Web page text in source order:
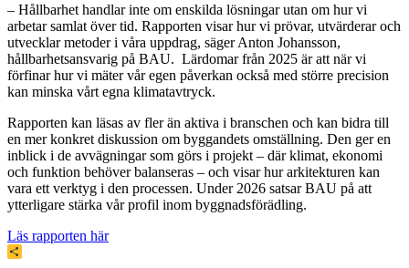
– Hållbarhet handlar inte om enskilda lösningar utan om hur vi
arbetar samlat över tid. Rapporten visar hur vi prövar, utvärderar och
utvecklar metoder i våra uppdrag, säger Anton Johansson,
hållbarhetsansvarig på BAU. Lärdomar från 2025 är att när vi
förfinar hur vi mäter vår egen påverkan också med större precision
kan minska vårt egna klimatavtryck.
Rapporten kan läsas av fler än aktiva i branschen och kan bidra till
en mer konkret diskussion om byggandets omställning. Den ger en
inblick i de avvägningar som görs i projekt – där klimat, ekonomi
och funktion behöver balanseras – och visar hur arkitekturen kan
vara ett verktyg i den processen. Under 2026 satsar BAU på att
ytterligare stärka vår profil inom byggnadsförädling.
Läs rapporten här